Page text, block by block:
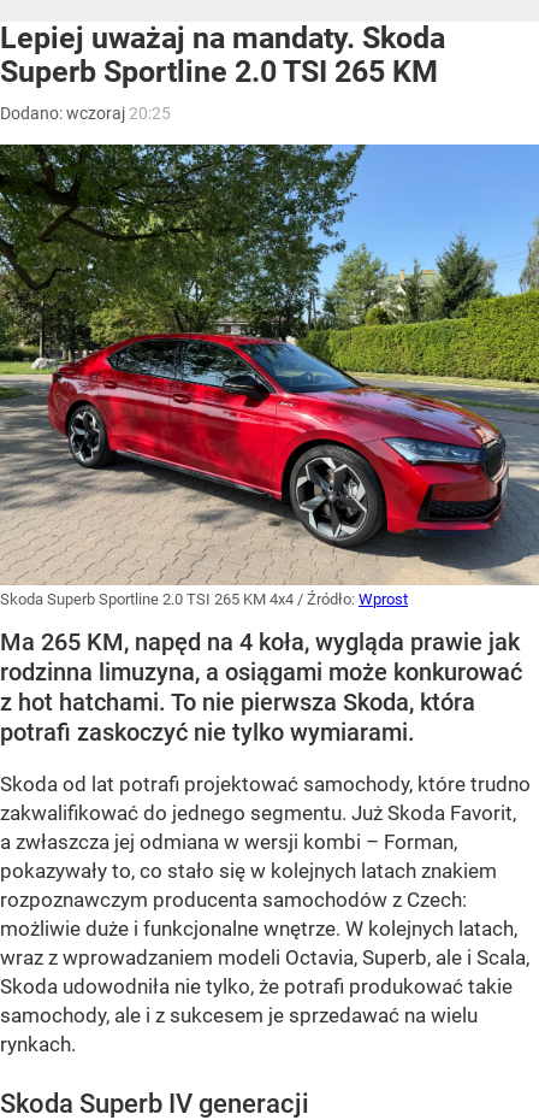
Lepiej uważaj na mandaty. Skoda
Superb Sportline 2.0 TSI 265 KM
Dodano:wczoraj 20:25
Skoda Superb Sportline 2.0 TSI 265 KM 4x4 / Źródło: Wprost
Ma 265 KM, napęd na 4 koła, wygląda prawie jak
rodzinna limuzyna, a osiągami może konkurować
z hot hatchami. To nie pierwsza Skoda, która
potrafi zaskoczyć nie tylko wymiarami.
Skoda od lat potrafi projektować samochody, które trudno
zakwalifikować do jednego segmentu. Już Skoda Favorit,
a zwłaszcza jej odmiana w wersji kombi – Forman,
pokazywały to, co stało się w kolejnych latach znakiem
rozpoznawczym producenta samochodów z Czech:
możliwie duże i funkcjonalne wnętrze. W kolejnych latach,
wraz z wprowadzaniem modeli Octavia, Superb, ale i Scala,
Skoda udowodniła nie tylko, że potrafi produkować takie
samochody, ale i z sukcesem je sprzedawać na wielu
rynkach.
Skoda Superb IV generacji